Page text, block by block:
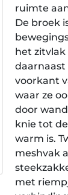
ruimte
De broek
het zitvlak
daarnaast
voorkant
waar ze
door
knie tot
warm is.
meshvak
met